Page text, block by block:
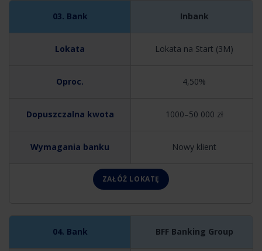
Inbank
Lokata na Start (3M)
4,50%
1000–50 000 zł
Nowy klient
ZAŁÓŻ LOKATĘ
BFF Banking Group